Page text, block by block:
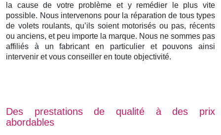
la cause de votre problème et y remédier le plus vite
possible. Nous intervenons pour la réparation de tous types
de volets roulants, qu’ils soient motorisés ou pas, récents
ou anciens, et peu importe la marque. Nous ne sommes pas
affiliés à un fabricant en particulier et pouvons ainsi
intervenir et vous conseiller en toute objectivité.
Des prestations de qualité à des prix
abordables